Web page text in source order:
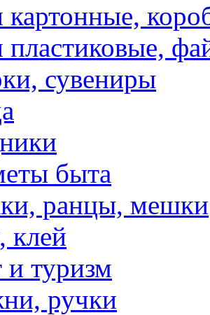
пластиковые,
сувениры
быта
ранцы, мешки
клей
туризм
ручки